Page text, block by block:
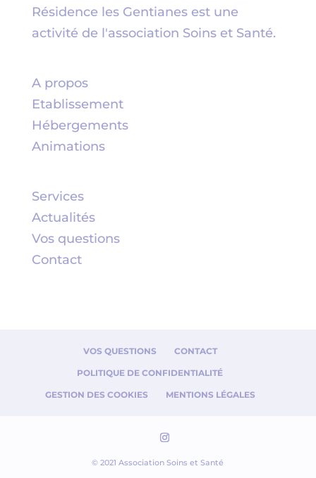
Résidence les Gentianes est une
activité de l'association Soins et Santé.
A propos
Etablissement
Hébergements
Animations
Services
Actualités
Vos questions
Contact
VOS QUESTIONS CONTACT
POLITIQUE DE CONFIDENTIALITÉ
GESTION DES COOKIES MENTIONS LÉGALES
© 2021 Association Soins et Santé